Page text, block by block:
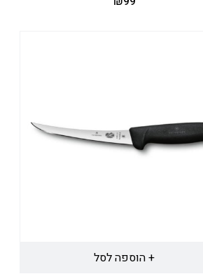
+ הוספה לסל